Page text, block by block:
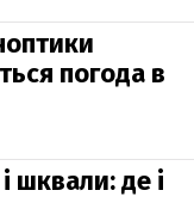
погода в
шквали: де і